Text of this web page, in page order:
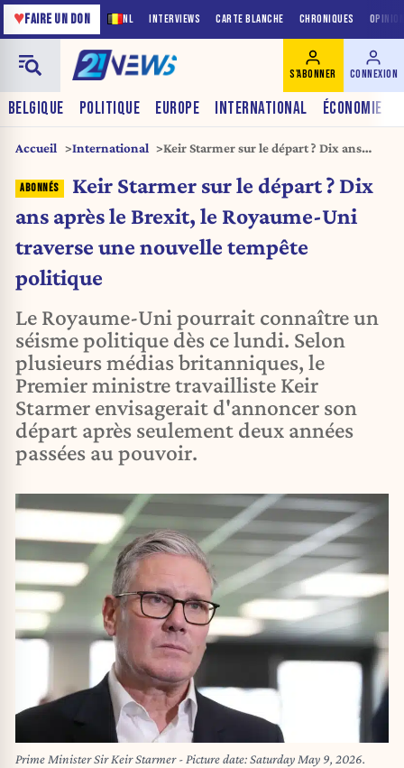
NL INTERVIEWS CARTE BLANCHE CHRONIQUES
♥FAIRE UN DON
BELGIQUE POLITIQUE EUROPE INTERNATIONAL ÉCONOMIE
S'ABONNER CONNEXION
Accueil International
Keir Starmer sur le départ ? Dix ans
traverse une nouvelle tempête politique
Keir Starmer sur le départ ? Dix
ans après le Brexit, le Royaume-Uni
traverse une nouvelle tempête
politique
Le Royaume-Uni pourrait connaître un
séisme politique dès ce lundi. Selon
plusieurs médias britanniques, le
Premier ministre travailliste Keir
Starmer envisagerait d'annoncer son
départ après seulement deux années
passées au pouvoir.
Prime Minister Sir Keir Starmer - Picture date: Saturday May 9, 2026.